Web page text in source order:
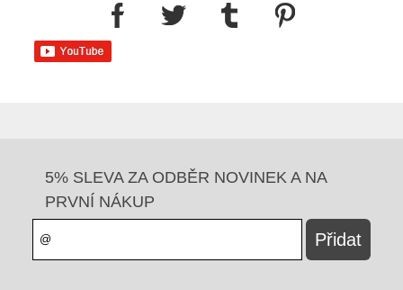
5% SLEVA ZA ODBĚR NOVINEK A NA
PRVNÍ NÁKUP